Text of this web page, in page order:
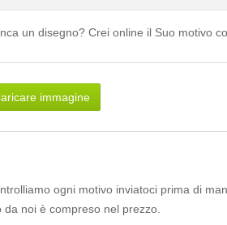
un disegno? Crei online il Suo motivo
immagine
ogni motivo inviatoci prima di
da noi è compreso nel prezzo.